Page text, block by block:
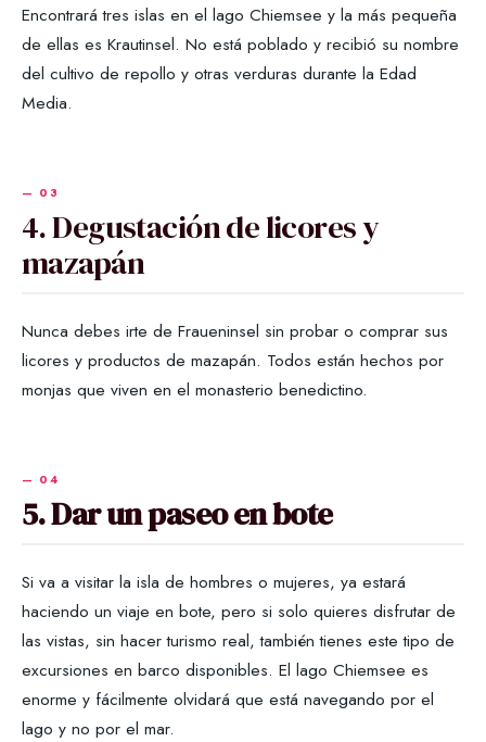
Encontrará tres islas en el lago Chiemsee y la más pequeña
de ellas es Krautinsel. No está poblado y recibió su nombre
del cultivo de repollo y otras verduras durante la Edad
Media.
4. Degustación de licores y
mazapán
Nunca debes irte de Fraueninsel sin probar o comprar sus
licores y productos de mazapán. Todos están hechos por
monjas que viven en el monasterio benedictino.
5. Dar un paseo en bote
Si va a visitar la isla de hombres o mujeres, ya estará
haciendo un viaje en bote, pero si solo quieres disfrutar de
las vistas, sin hacer turismo real, también tienes este tipo de
excursiones en barco disponibles. El lago Chiemsee es
enorme y fácilmente olvidará que está navegando por el
lago y no por el mar.